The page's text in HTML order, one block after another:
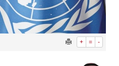
+ = -